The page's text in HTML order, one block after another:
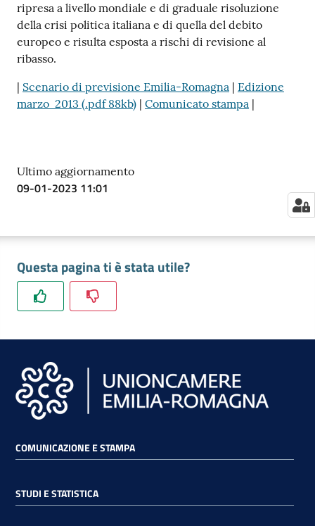
ripresa a livello mondiale e di graduale risoluzione
della crisi politica italiana e di quella del debito
europeo e risulta esposta a rischi di revisione al
ribasso.
| Scenario di previsione Emilia-Romagna | Edizione
marzo 2013 (.pdf 88kb) | Comunicato stampa |
Ultimo aggiornamento
09-01-2023 11:01
Questa pagina ti è stata utile?
COMUNICAZIONE E STAMPA
STUDI E STATISTICA